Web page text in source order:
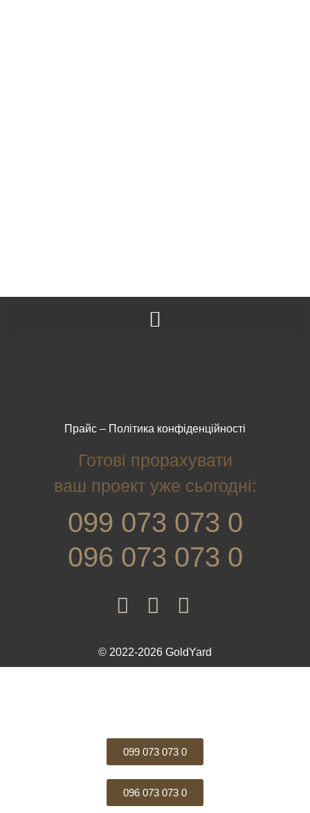
Прайс – Політика конфіденційності
Готові прорахувати
ваш проект уже сьогодні:
099 073 073 0
096 073 073 0
© 2022-2026 GoldYard
099 073 073 0
096 073 073 0